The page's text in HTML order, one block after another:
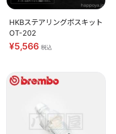
HKBステアリングボスキット
OT-202
¥5,566 税込